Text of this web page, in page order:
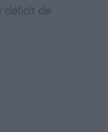
déficit de